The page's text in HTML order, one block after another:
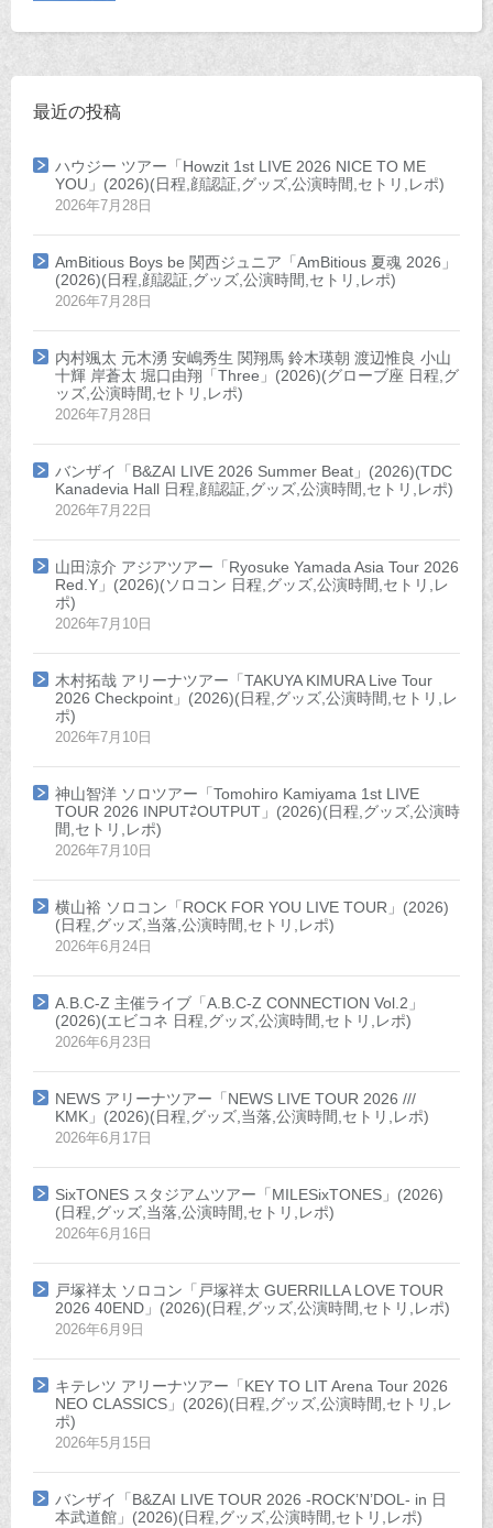
最近の投稿
ハウジー ツアー「Howzit 1st LIVE 2026 NICE TO ME
YOU」(2026)(日程,顔認証,グッズ,公演時間,セトリ,レポ)
2026年7月28日
AmBitious Boys be 関西ジュニア「AmBitious 夏魂 2026」
(2026)(日程,顔認証,グッズ,公演時間,セトリ,レポ)
2026年7月28日
内村颯太 元木湧 安嶋秀生 関翔馬 鈴木瑛朝 渡辺惟良 小山
十輝 岸蒼太 堀口由翔「Three」(2026)(グローブ座 日程,グ
ッズ,公演時間,セトリ,レポ)
2026年7月28日
バンザイ「B&ZAI LIVE 2026 Summer Beat」(2026)(TDC
Kanadevia Hall 日程,顔認証,グッズ,公演時間,セトリ,レポ)
2026年7月22日
山田涼介 アジアツアー「Ryosuke Yamada Asia Tour 2026
Red.Y」(2026)(ソロコン 日程,グッズ,公演時間,セトリ,レ
ポ)
2026年7月10日
木村拓哉 アリーナツアー「TAKUYA KIMURA Live Tour
2026 Checkpoint」(2026)(日程,グッズ,公演時間,セトリ,レ
ポ)
2026年7月10日
神山智洋 ソロツアー「Tomohiro Kamiyama 1st LIVE
TOUR 2026 INPUT⇄OUTPUT」(2026)(日程,グッズ,公演時
間,セトリ,レポ)
2026年7月10日
横山裕 ソロコン「ROCK FOR YOU LIVE TOUR」(2026)
(日程,グッズ,当落,公演時間,セトリ,レポ)
2026年6月24日
A.B.C-Z 主催ライブ「A.B.C-Z CONNECTION Vol.2」
(2026)(エビコネ 日程,グッズ,公演時間,セトリ,レポ)
2026年6月23日
NEWS アリーナツアー「NEWS LIVE TOUR 2026 ///
KMK」(2026)(日程,グッズ,当落,公演時間,セトリ,レポ)
2026年6月17日
SixTONES スタジアムツアー「MILESixTONES」(2026)
(日程,グッズ,当落,公演時間,セトリ,レポ)
2026年6月16日
戸塚祥太 ソロコン「戸塚祥太 GUERRILLA LOVE TOUR
2026 40END」(2026)(日程,グッズ,公演時間,セトリ,レポ)
2026年6月9日
キテレツ アリーナツアー「KEY TO LIT Arena Tour 2026
NEO CLASSICS」(2026)(日程,グッズ,公演時間,セトリ,レ
ポ)
2026年5月15日
バンザイ「B&ZAI LIVE TOUR 2026 -ROCK’N’DOL- in 日
本武道館」(2026)(日程,グッズ,公演時間,セトリ,レポ)